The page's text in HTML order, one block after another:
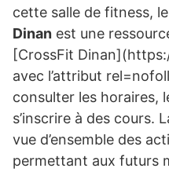
cette salle de fitness,
Dinan est une
[CrossFit
avec l’attribut
consulter les horaires,
s’inscrire à des cours.
vue d’ensemble des
permettant aux futurs